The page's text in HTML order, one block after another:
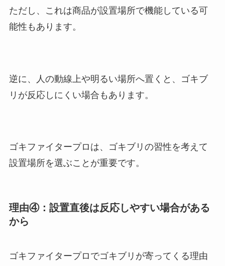
ただし、これは商品が設置場所で機能している可
能性もあります。
逆に、人の動線上や明るい場所へ置くと、ゴキブ
リが反応しにくい場合もあります。
ゴキファイタープロは、ゴキブリの習性を考えて
設置場所を選ぶことが重要です。
理由④：設置直後は反応しやすい場合がある
から
ゴキファイタープロでゴキブリが寄ってくる理由